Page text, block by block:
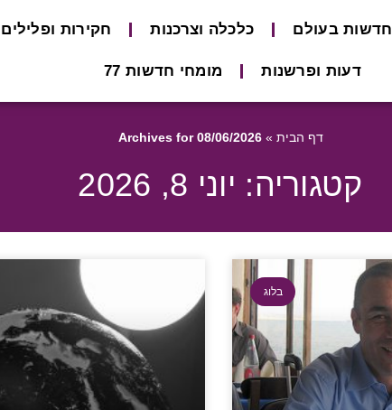
חדשות בעולם כלכלה וצרכנות חקירות ופלילים
דעות ופרשנות מומחי חדשות 77
דף הבית »
Archives for 08/06/2026
קטגוריה: יוני 8, 2026
בלוג